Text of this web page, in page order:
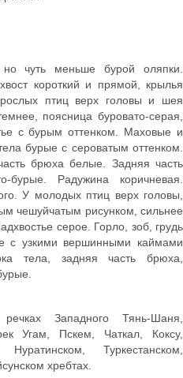
чуть меньше бурой оляпки.
короткий и прямой, крылья
птиц верх головы и шея
поясница буровато-серая,
с бурым оттенком. Маховые и
бурые с сероватым оттенком.
брюха белые. Задняя часть
бурые. Радужина коричневая.
У молодых птиц верх головы,
чешуйчатым рисунком, сильнее
серое. Горло, зоб, грудь
с узкими вершинными каймами
тела, задняя часть брюха,
Западного Тянь-Шаня,
Угам, Пскем, Чаткал, Коксу,
Туркестанском,
хребтах.